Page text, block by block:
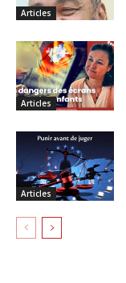
Articles
Articles
Articles